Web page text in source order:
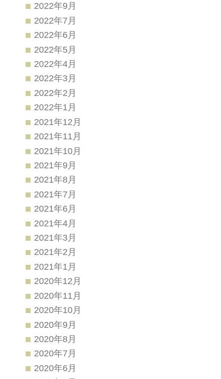
2022年9月
2022年7月
2022年6月
2022年5月
2022年4月
2022年3月
2022年2月
2022年1月
2021年12月
2021年11月
2021年10月
2021年9月
2021年8月
2021年7月
2021年6月
2021年4月
2021年3月
2021年2月
2021年1月
2020年12月
2020年11月
2020年10月
2020年9月
2020年8月
2020年7月
2020年6月